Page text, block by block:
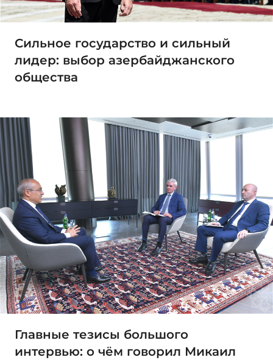
Сильное государство и сильный
лидер: выбор азербайджанского
общества
Главные тезисы большого
интервью: о чём говорил Микаил